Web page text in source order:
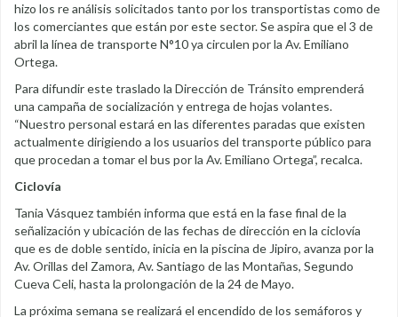
hizo los re análisis solicitados tanto por los transportistas como de
los comerciantes que están por este sector. Se aspira que el 3 de
abril la línea de transporte N°10 ya circulen por la Av. Emiliano
Ortega.
Para difundir este traslado la Dirección de Tránsito emprenderá
una campaña de socialización y entrega de hojas volantes.
“Nuestro personal estará en las diferentes paradas que existen
actualmente dirigiendo a los usuarios del transporte público para
que procedan a tomar el bus por la Av. Emiliano Ortega”, recalca.
Ciclovía
Tania Vásquez también informa que está en la fase final de la
señalización y ubicación de las fechas de dirección en la ciclovía
que es de doble sentido, inicia en la piscina de Jipiro, avanza por la
Av. Orillas del Zamora, Av. Santiago de las Montañas, Segundo
Cueva Celi, hasta la prolongación de la 24 de Mayo.
La próxima semana se realizará el encendido de los semáforos y